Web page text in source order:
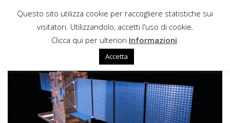
Sotto il contenuto
COSMO-SKYMED
Questo sito utilizza cookie per raccogliere statistiche sui
visitatori. Utilizzandolo, accetti l'uso di cookie.
Clicca qui per ulteriori Informazioni
Accetta